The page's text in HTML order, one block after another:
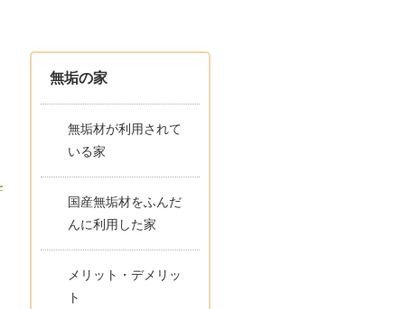
無垢の家
無垢材が利用されて
いる家
国産無垢材をふんだ
んに利用した家
メリット・デメリッ
ト